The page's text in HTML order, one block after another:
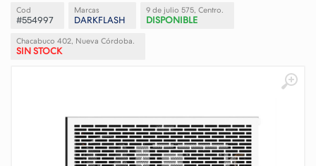
Cod
#554997
Marcas
DARKFLASH
9 de julio 575, Centro.
DISPONIBLE
Chacabuco 402, Nueva Córdoba.
SIN STOCK